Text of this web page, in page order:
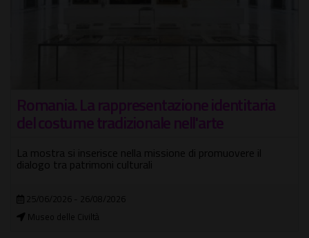
GAM 100. Un secolo di Galleria Comunale
1925-2025 - 25 nuove opere
Si rinnova l'allestimento dell'esposizione che celebra il
centenario del museo
24/06/2026 - 11/10/2026
Galleria Nazionale d'Arte Moderna e Contemporanea